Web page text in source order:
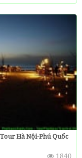
Hà Nội-Phú Quốc
1840